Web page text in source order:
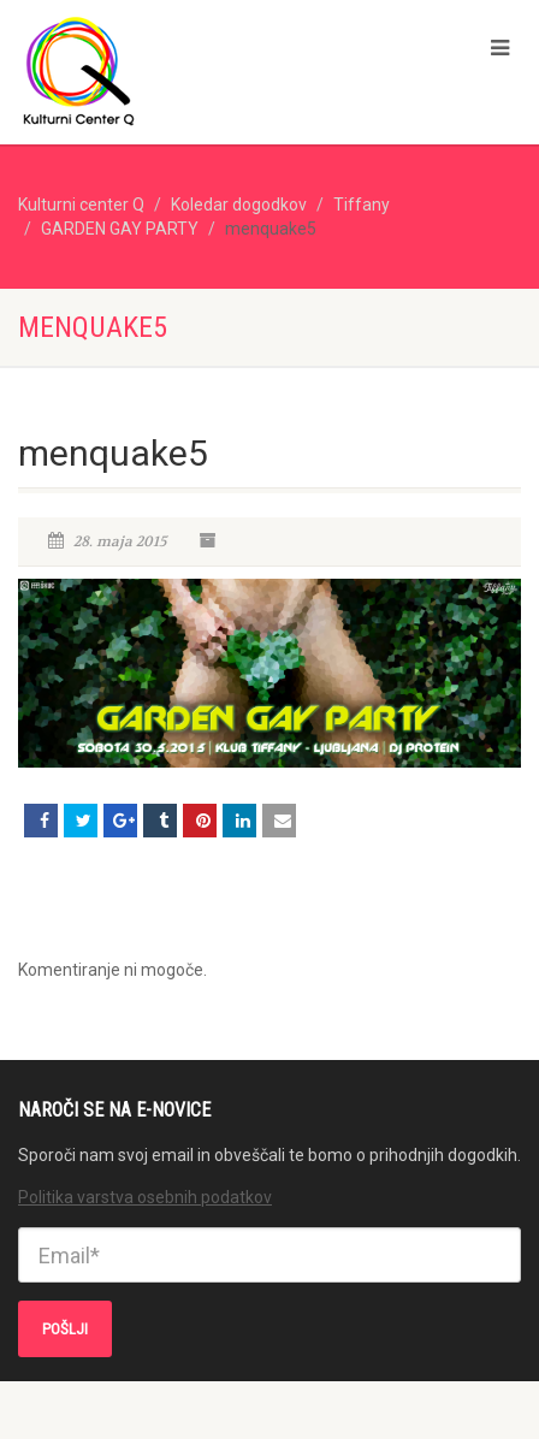
Kulturni center Q Koledar dogodkov
Tiffany
GARDEN GAY PARTY
menquake5
MENQUAKE5
menquake5
28. maja 2015
Komentiranje ni mogoče.
NAROČI SE NA E-NOVICE
Sporoči nam svoj email in obveščali te bomo o prihodnjih dogodkih.
Politika varstva osebnih podatkov